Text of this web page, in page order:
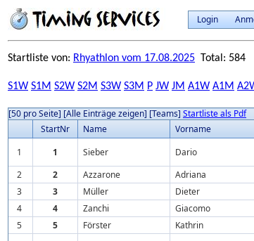
Login
Startliste von: Rhyathlon vom 17.08.2025 Total: 584
S1W S1M S2W S2M S3W S3M P JW JM A1W A1M
[50 pro Seite] [Alle Einträge zeigen] [Teams] Startliste als Pdf
StartNr
Name Vorname
1
1 Sieber Dario
2
2 Azzarone Adriana
3
3 Müller Dieter
4
4 Zanchi Giacomo
5
5 Förster Kathrin